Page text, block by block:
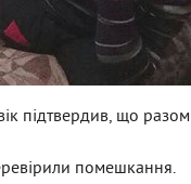
підтвердив, що
помешкання.